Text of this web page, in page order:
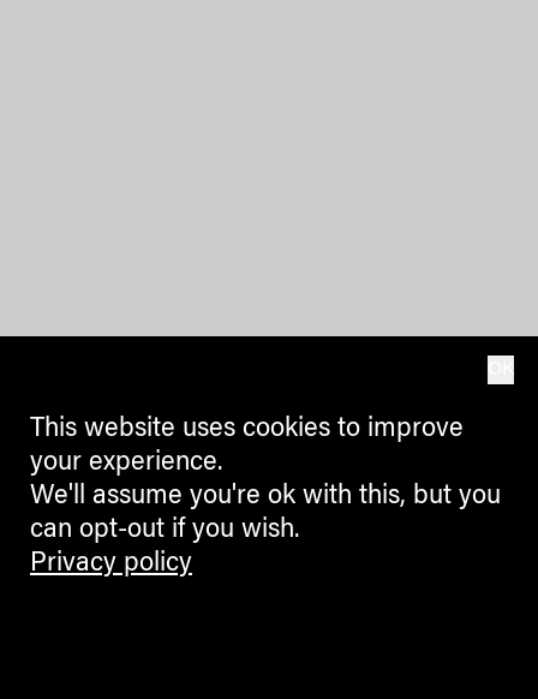
This website uses cookies to improve
your experience.
We'll assume you're ok with this, but you
can opt-out if you wish.
Privacy policy